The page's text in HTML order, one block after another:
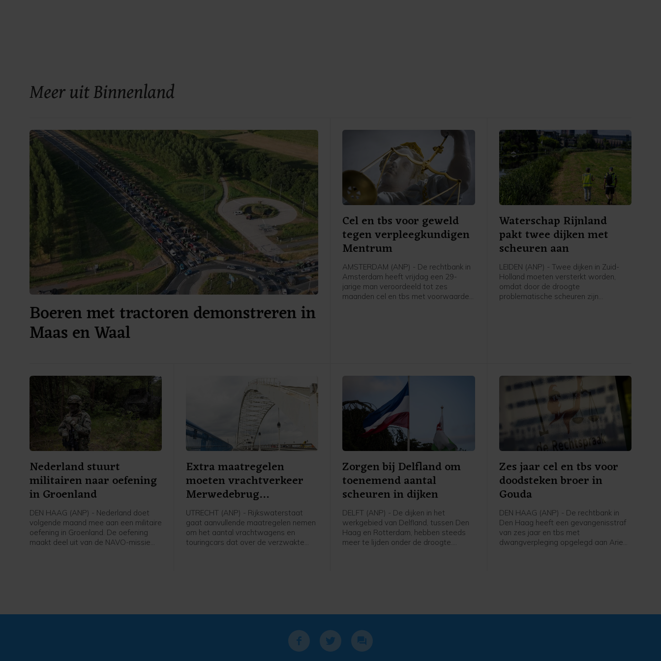
Meer uit Binnenland
Boeren met tractoren demonstreren in
Maas en Waal
Cel en tbs voor geweld
tegen verpleegkundigen
Mentrum
AMSTERDAM (ANP) - De rechtbank in
Amsterdam heeft vrijdag een 29-
jarige man veroordeeld tot zes
maanden cel en tbs met voorwaarden
Waterschap Rijnland
pakt twee dijken met
scheuren aan
LEIDEN (ANP) - Twee dijken in Zuid-
Holland moeten versterkt worden,
omdat door de droogte
problematische scheuren zijn
Nederland stuurt
militairen naar oefening
in Groenland
DEN HAAG (ANP) - Nederland doet
volgende maand mee aan een militaire
oefening in Groenland. De oefening
maakt deel uit van de NAVO-missie
Extra maatregelen
moeten vrachtverkeer
Merwedebrug
terugdringen
UTRECHT (ANP) - Rijkswaterstaat
gaat aanvullende maatregelen nemen
om het aantal vrachtwagens en
touringcars dat over de verzwakte
Zorgen bij Delfland om
toenemend aantal
scheuren in dijken
DELFT (ANP) - De dijken in het
werkgebied van Delfland, tussen Den
Haag en Rotterdam, hebben steeds
meer te lijden onder de droogte.
Zes jaar cel en tbs voor
doodsteken broer in
Gouda
DEN HAAG (ANP) - De rechtbank in
Den Haag heeft een gevangenisstraf
van zes jaar en tbs met
dwangverpleging opgelegd aan Arie